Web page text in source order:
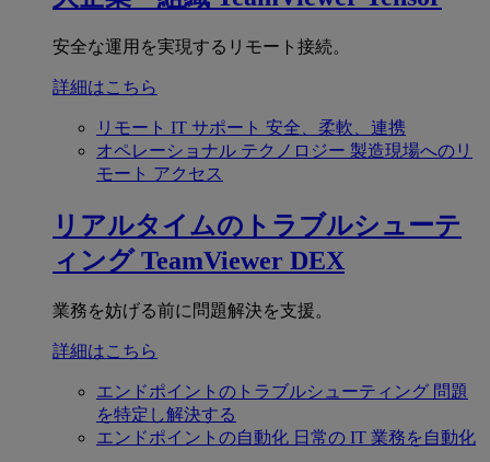
安全な運用を実現するリモート接続。
詳細はこちら
リモート IT サポート 安全、柔軟、連携
オペレーショナル テクノロジー 製造現場へのリ
モート アクセス
リアルタイムのトラブルシューテ
ィング TeamViewer DEX
業務を妨げる前に問題解決を支援。
詳細はこちら
エンドポイントのトラブルシューティング 問題
を特定し解決する
エンドポイントの自動化 日常の IT 業務を自動化